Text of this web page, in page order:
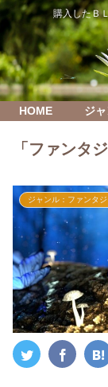
購入したＢ
HOME ジ
「ファンタ
ジャンル：ファンタジ